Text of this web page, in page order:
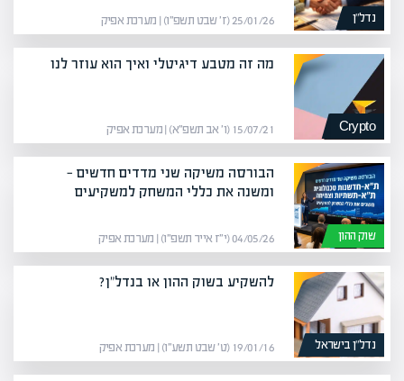
נדל”ן 25/01/26 (ז׳ שבט תשפ״ו) | מערכת אפיק
Crypto
מה זה מטבע דיגיטלי ואיך הוא עוזר לנו
15/07/21 (ו׳ אב תשפ״א) | מערכת אפיק
שוק ההון
הבורסה משיקה שני מדדים חדשים —
ומשנה את כללי המשחק למשקיעים
04/05/26 (י״ז אייר תשפ״ו) | מערכת אפיק
נדל”ן בישראל
להשקיע בשוק ההון או בנדל"ן?
19/01/16 (ט׳ שבט תשע״ו) | מערכת אפיק